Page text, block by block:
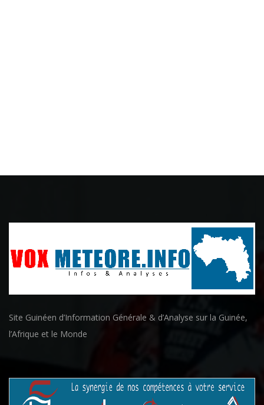
Site Guinéen d’Information Générale & d’Analyse sur la Guinée,
l’Afrique et le Monde